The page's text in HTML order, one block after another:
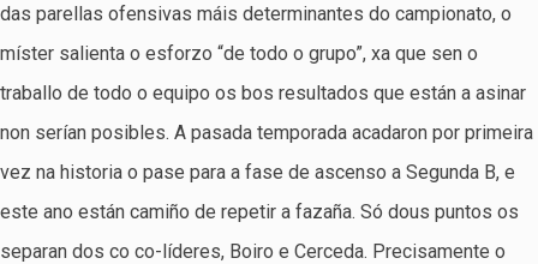
das parellas ofensivas máis determinantes do campionato, o
míster salienta o esforzo “de todo o grupo”, xa que sen o
traballo de todo o equipo os bos resultados que están a asinar
non serían posibles. A pasada temporada acadaron por primeira
vez na historia o pase para a fase de ascenso a Segunda B, e
este ano están camiño de repetir a fazaña. Só dous puntos os
separan dos co co-líderes, Boiro e Cerceda. Precisamente o